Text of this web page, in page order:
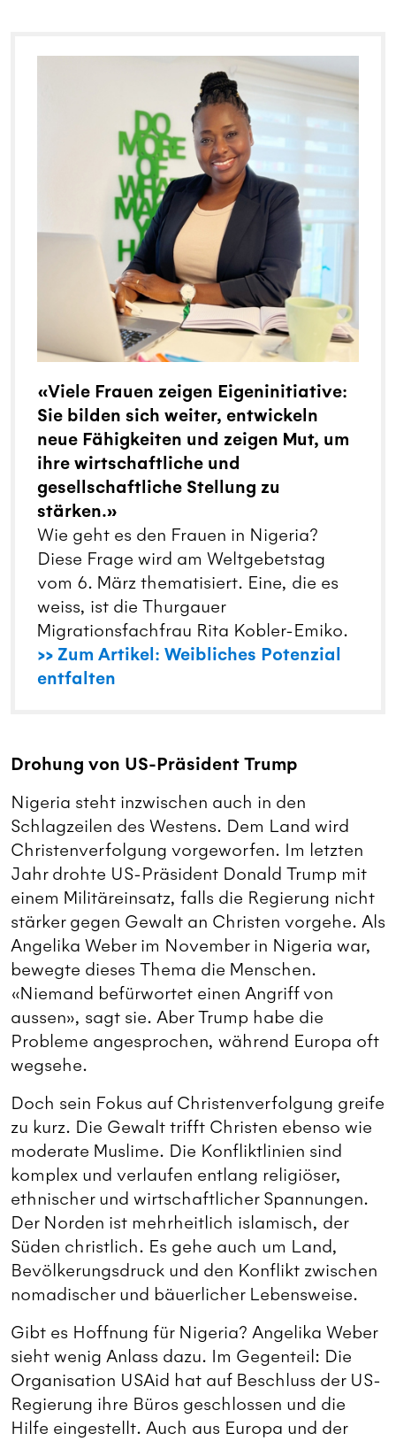
«Viele Frauen zeigen Eigeninitiative:
Sie bilden sich weiter, entwickeln
neue Fähigkeiten und zeigen Mut, um
ihre wirtschaftliche und
gesellschaftliche Stellung zu
stärken.»
Wie geht es den Frauen in Nigeria?
Diese Frage wird am Weltgebetstag
vom 6. März thematisiert. Eine, die es
weiss, ist die Thurgauer
Migrationsfachfrau Rita Kobler-Emiko.
>> Zum Artikel: Weibliches Potenzial
entfalten
Drohung von US-Präsident Trump
Nigeria steht inzwischen auch in den
Schlagzeilen des Westens. Dem Land wird
Christenverfolgung vorgeworfen. Im letzten
Jahr drohte US-Präsident Donald Trump mit
einem Militäreinsatz, falls die Regierung nicht
stärker gegen Gewalt an Christen vorgehe. Als
Angelika Weber im November in Nigeria war,
bewegte dieses Thema die Menschen.
«Niemand befürwortet einen Angriff von
aussen», sagt sie. Aber Trump habe die
Probleme angesprochen, während Europa oft
wegsehe.
Doch sein Fokus auf Christenverfolgung greife
zu kurz. Die Gewalt trifft Christen ebenso wie
moderate Muslime. Die Konfliktlinien sind
komplex und verlaufen entlang religiöser,
ethnischer und wirtschaftlicher Spannungen.
Der Norden ist mehrheitlich islamisch, der
Süden christlich. Es gehe auch um Land,
Bevölkerungsdruck und den Konflikt zwischen
nomadischer und bäuerlicher Lebensweise.
Gibt es Hoffnung für Nigeria? Angelika Weber
sieht wenig Anlass dazu. Im Gegenteil: Die
Organisation USAid hat auf Beschluss der US-
Regierung ihre Büros geschlossen und die
Hilfe eingestellt. Auch aus Europa und der